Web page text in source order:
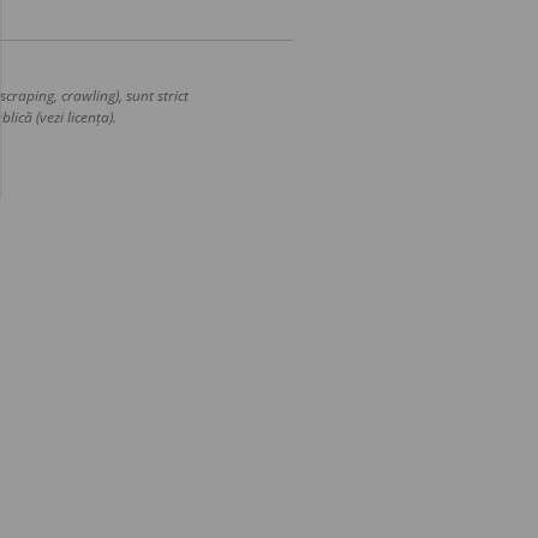
crawling), sunt strict
(vezi licența).